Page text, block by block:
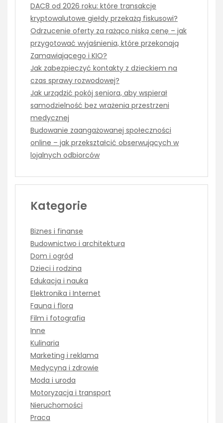
DAC8 od 2026 roku: które transakcje
kryptowalutowe giełdy przekażą fiskusowi?
Odrzucenie oferty za rażąco niską cenę – jak
przygotować wyjaśnienia, które przekonają
Zamawiającego i KIO?
Jak zabezpieczyć kontakty z dzieckiem na
czas sprawy rozwodowej?
Jak urządzić pokój seniora, aby wspierał
samodzielność bez wrażenia przestrzeni
medycznej
Budowanie zaangażowanej społeczności
online – jak przekształcić obserwujących w
lojalnych odbiorców
Kategorie
Biznes i finanse
Budownictwo i architektura
Dom i ogród
Dzieci i rodzina
Edukacja i nauka
Elektronika i Internet
Fauna i flora
Film i fotografia
Inne
Kulinaria
Marketing i reklama
Medycyna i zdrowie
Moda i uroda
Motoryzacja i transport
Nieruchomości
Praca